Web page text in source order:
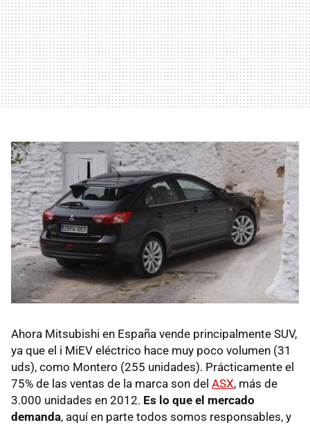
Ahora Mitsubishi en España vende principalmente SUV,
ya que el i MiEV eléctrico hace muy poco volumen (31
uds), como Montero (255 unidades). Prácticamente el
75% de las ventas de la marca son del ASX, más de
3.000 unidades en 2012. Es lo que el mercado
demanda, aquí en parte todos somos responsables, y